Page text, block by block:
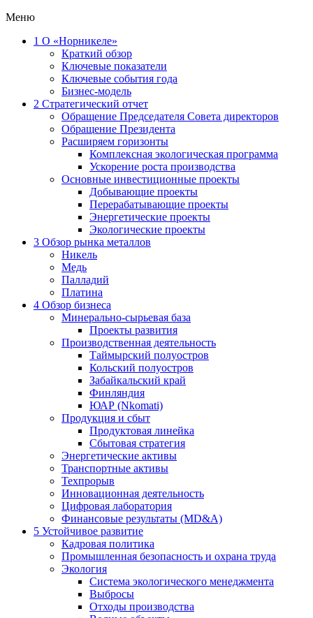
Меню
1 О «Норникеле»
Краткий обзор
Ключевые показатели
Ключевые события года
Бизнес-модель
2 Стратегический отчет
Обращение Председателя Совета директоров
Обращение Президента
Расширяем горизонты
Комплексная экологическая программа
Ускорение роста производства
Основные инвестиционные проекты
Добывающие проекты
Перерабатывающие проекты
Энергетические проекты
Экологические проекты
3 Обзор рынка металлов
Никель
Медь
Палладий
Платина
4 Обзор бизнеса
Минерально-сырьевая база
Проекты развития
Производственная деятельность
Таймырский полуостров
Кольский полуостров
Забайкальский край
Финляндия
ЮАР (Nkomati)
Продукция и сбыт
Продуктовая линейка
Сбытовая стратегия
Энергетические активы
Транспортные активы
Техпрорыв
Инновационная деятельность
Цифровая лаборатория
Финансовые результаты (MD&A)
5 Устойчивое развитие
Кадровая политика
Промышленная безопасность и охрана труда
Экология
Система экологического менеджмента
Выбросы
Отходы производства